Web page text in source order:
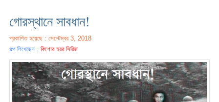
গোরস্থানে সাবধান!
প্রকাশিত হয়েছে : সেপ্টেম্বর 3, 2018
গল্প লিখেছেন :কিশোর হরর সিরিজ